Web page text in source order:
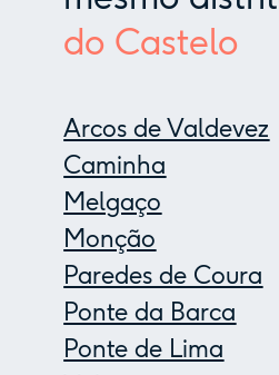
do Castelo
Arcos de Valdevez
Caminha
Melgaço
Monção
Paredes de Coura
Ponte da Barca
Ponte de Lima